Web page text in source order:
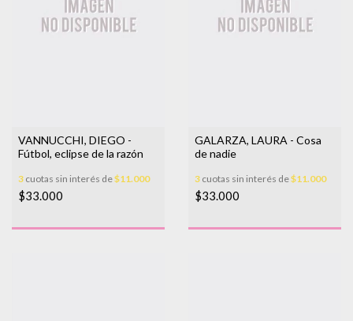
VANNUCCHI, DIEGO -
Fútbol, eclipse de la razón
3 cuotas sin interés de$11.000
$33.000
GALARZA, LAURA - Cosa
de nadie
3 cuotas sin interés de$11.000
$33.000